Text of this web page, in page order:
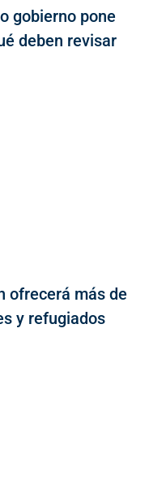
gobierno pone
deben revisar
ofrecerá más de
y refugiados